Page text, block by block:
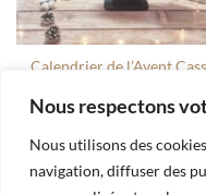
Nous respectons
Nous utilisons des
navigation, diffuser des
Calendrier de l’Avent
40.00€